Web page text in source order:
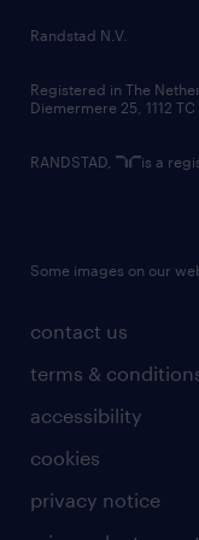
country websites
contact us
terms &
accessibility
cookies
privacy notice
Randstad N.V.
Registered in The
Diemermere 25, 1112
RANDSTAD, is a
Some images on our